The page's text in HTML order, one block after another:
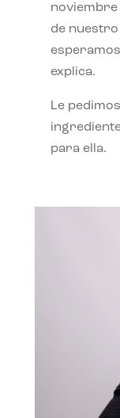
noviembre
de nuestro
explica.
Le
para ella.